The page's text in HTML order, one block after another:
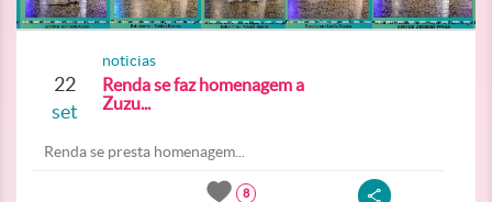
22
set
noticias
Renda se faz homenagem a
Zuzu...
Renda se presta homenagem...
8